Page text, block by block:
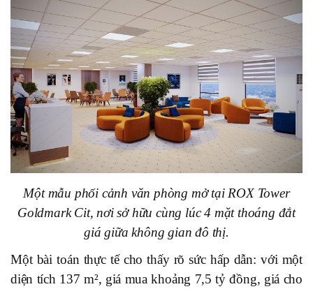
Một mẫu phối cảnh văn phòng mở tại ROX Tower
Goldmark Cit, nơi sở hữu cùng lúc 4 mặt thoáng đắt
giá giữa không gian đô thị.
Một bài toán thực tế cho thấy rõ sức hấp dẫn: với một
diện tích 137 m², giá mua khoảng 7,5 tỷ đồng, giá cho